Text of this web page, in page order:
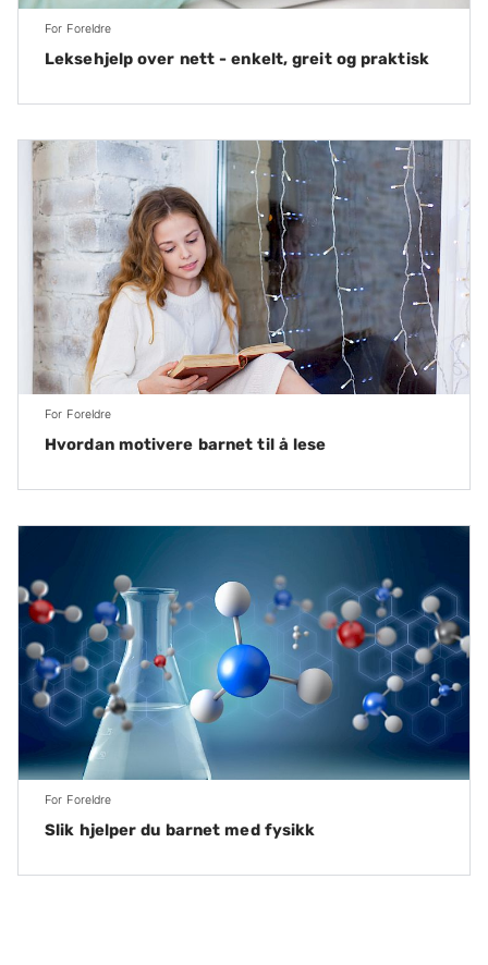
For Foreldre
Leksehjelp over nett - enkelt, greit og praktisk
For Foreldre
Hvordan motivere barnet til å lese
For Foreldre
Slik hjelper du barnet med fysikk